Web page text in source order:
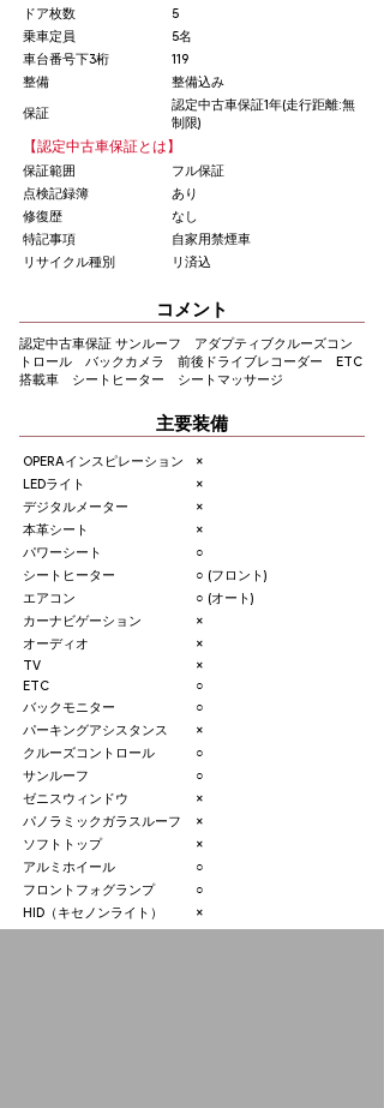
ドア枚数
5
乗車定員
5名
車台番号下3桁
119
整備
整備込み
保証
認定中古車保証1年(走行距離:無
制限)
【認定中古車保証とは】
保証範囲
フル保証
点検記録簿
あり
修復歴
なし
特記事項
自家用禁煙車
リサイクル種別
リ済込
コメント
認定中古車保証 サンルーフ アダプティブクルーズコン
トロール バックカメラ 前後ドライブレコーダー ETC
搭載車 シートヒーター シートマッサージ
主要装備
OPERAインスピレーション
×
LEDライト
×
デジタルメーター
×
本革シート
×
パワーシート
○
シートヒーター
○ (フロント)
エアコン
○ (オート)
カーナビゲーション
×
オーディオ
×
TV
×
ETC
○
バックモニター
○
パーキングアシスタンス
×
クルーズコントロール
○
サンルーフ
○
ゼニスウィンドウ
×
パノラミックガラスルーフ
×
ソフトトップ
×
アルミホイール
○
フロントフォグランプ
○
HID（キセノンライト）
×